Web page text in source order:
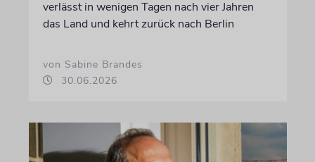
verlässt in wenigen Tagen nach vier Jahren
das Land und kehrt zurück nach Berlin
von Sabine Brandes
30.06.2026